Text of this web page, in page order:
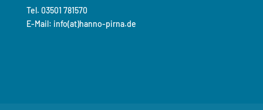
Tel. 03501 781570
E-Mail: info(at)hanno-pirna.de